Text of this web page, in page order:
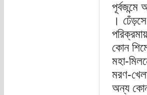
।
কোন
মহা-
মরণ-
অন্য